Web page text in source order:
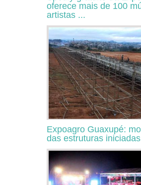
oferece mais de 100
artistas ...
Expoagro Guaxupé:
das estruturas iniciadas